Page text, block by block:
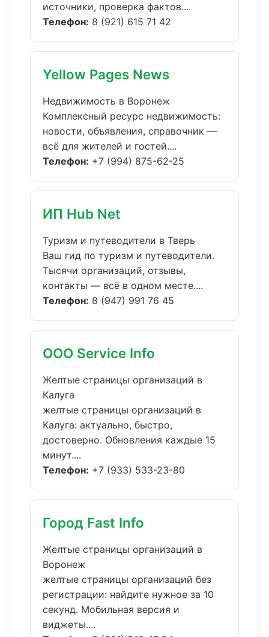
источники, проверка фактов....
Телефон: 8 (921) 615 71 42
Yellow Pages News
Недвижимость в Воронеж
Комплексный ресурс недвижимость:
новости, объявления, справочник —
всё для жителей и гостей....
Телефон: +7 (994) 875-62-25
ИП Hub Net
Туризм и путеводители в Тверь
Ваш гид по туризм и путеводители.
Тысячи организаций, отзывы,
контакты — всё в одном месте....
Телефон: 8 (947) 991 76 45
ООО Service Info
Желтые страницы организаций в
Калуга
желтые страницы организаций в
Калуга: актуально, быстро,
достоверно. Обновления каждые 15
минут....
Телефон: +7 (933) 533-23-80
Город Fast Info
Желтые страницы организаций в
Воронеж
желтые страницы организаций без
регистрации: найдите нужное за 10
секунд. Мобильная версия и
виджеты....